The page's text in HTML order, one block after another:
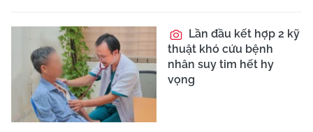
Lần đầu kết hợp 2 kỹ
thuật khó cứu bệnh
nhân suy tim hết hy
vọng